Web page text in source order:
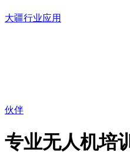
大疆行业应用
伙伴
专业无人机培